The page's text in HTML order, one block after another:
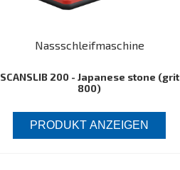
Nassschleifmaschine
SCANSLIB 200 - Japanese stone (grit
800)
PRODUKT ANZEIGEN